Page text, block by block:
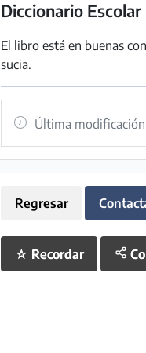
Diccionario
El libro está en buenas
sucia.
Última
Regresar
☆ Recordar